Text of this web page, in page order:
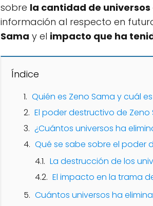
sobre la cantidad de
información al respecto en
Sama y el impacto que ha
Índice
Quién es Zeno Sama y cuál
El poder destructivo de Zeno
¿Cuántos universos ha
Qué se sabe sobre el poder
La destrucción de los
El impacto en la trama
Cuántos universos ha